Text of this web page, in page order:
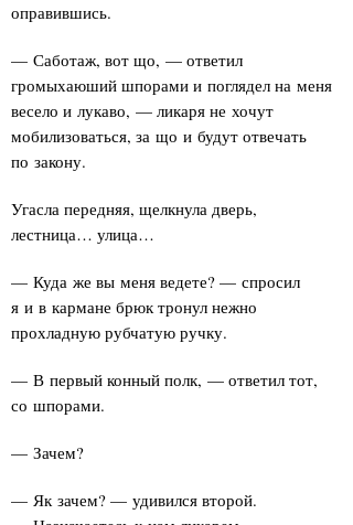
оправившись.
— Саботаж, вот що, — ответил
громыхаюший шпорами и поглядел на меня
весело и лукаво, — ликаря не хочут
мобилизоваться, за що и будут отвечать
по закону.
Угасла передняя, щелкнула дверь,
лестница… улица…
— Куда же вы меня ведете? — спросил
я и в кармане брюк тронул нежно
прохладную рубчатую ручку.
— В первый конный полк, — ответил тот,
со шпорами.
— Зачем?
— Як зачем? — удивился второй.